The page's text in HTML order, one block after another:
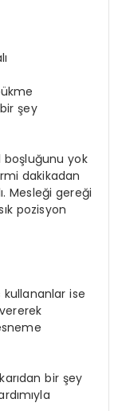
şey
boşluğunu yok
dakikadan
Mesleği gereği
pozisyon
kullananlar ise
bir şey